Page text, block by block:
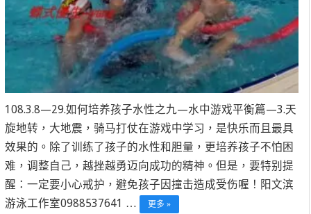
108.3.8—29.如何培养孩子水性之九—水中游戏平衡篇—3.天
旋地转，大地震，骑马打仗在游戏中学习，是快乐而且最具
效果的。除了训练了孩子的水性和胆量，更培养孩子不怕困
难，调整自己，越挫越勇迈向成功的精神。但是，要特别提
醒：一定要小心戒护，避免孩子因撞击造成受伤喔！阳文滨
游泳工作室0988537641 …
更多 »